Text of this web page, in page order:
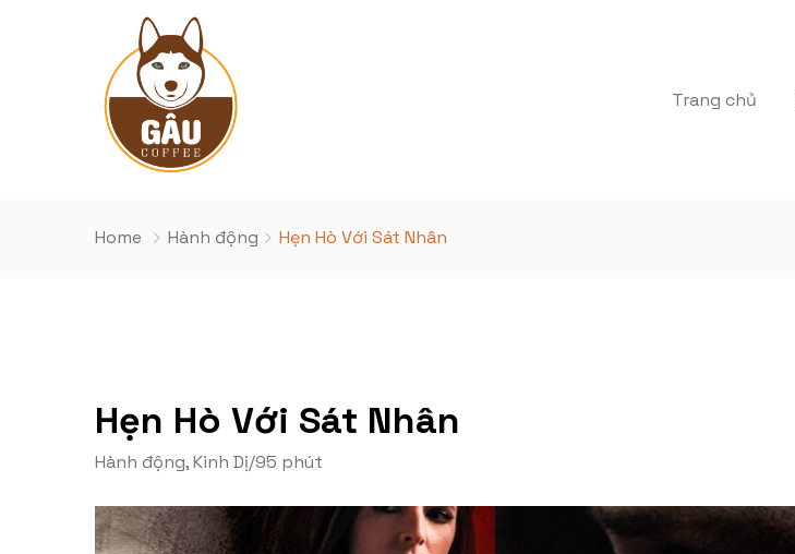
Trang chủ
Home Hành động Hẹn Hò Với Sát Nhân
Hẹn Hò Với Sát Nhân
Hành động,Kinh Dị/95 phút